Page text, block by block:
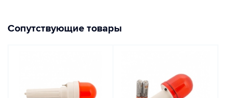
Сопутствующие товары